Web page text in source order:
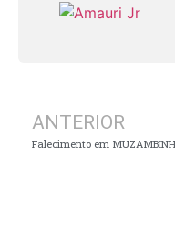
ANTERIOR